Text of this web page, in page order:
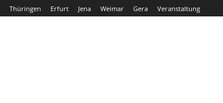
Thüringen Erfurt Jena Weimar Gera Veranstaltung